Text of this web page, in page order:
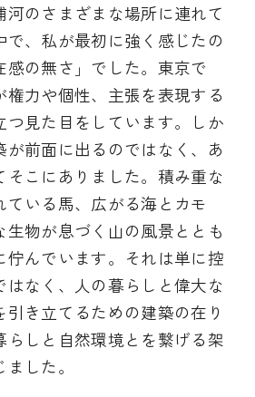
のさまざまな場所に連れて
で、私が最初に強く感じたの
感の無さ」でした。東京で
権力や個性、主張を表現する
つ見た目をしています。しか
が前面に出るのではなく、あ
そこにありました。積み重な
ている馬、広がる海とカモ
生物が息づく山の風景ととも
佇んでいます。それは単に控
はなく、人の暮らしと偉大な
引き立てるための建築の在り
らしと自然環境とを繋げる架
した。